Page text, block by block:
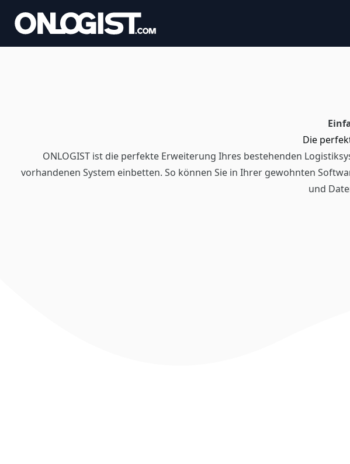
Die
ONLOGIST ist die perfekte Erweiterung Ihres bestehenden
vorhandenen System einbetten. So können Sie in Ihrer gewohnten
und